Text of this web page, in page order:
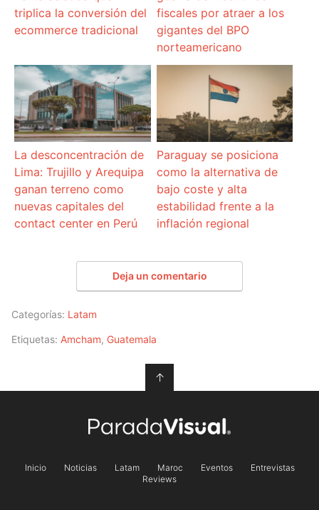
triplica la conversión del
ecommerce tradicional
fiscales por atraer a los
gigantes del BPO
norteamericano
La desconcentración de
Lima: Trujillo y Arequipa
ganan terreno como
nuevas capitales del
contact center en Perú
Paraguay se posiciona
como la alternativa de
bajo coste y alta
estabilidad frente a la
inflación regional
Deja un comentario
Categorías: Latam
Etiquetas: Amcham, Guatemala
↑
Inicio Noticias Latam Maroc Eventos
Entrevistas
Reviews